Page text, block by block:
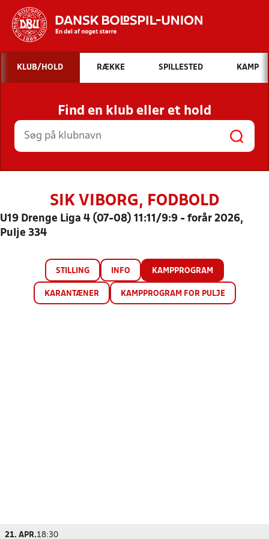
Hvad vil du søge efter?
INDHOLD OG NYHEDER
STILLINGER, RESULTATER, KLUBBER OG
HOLD
KLUB/HOLD RÆKKE SPILLESTED KAMP
Find en klub eller et hold
SIK VIBORG, FODBOLD
U19 Drenge Liga 4 (07-08) 11:11/9:9 - forår 2026,
Pulje 334
STILLING INFO KAMPPROGRAM
KARANTÆNER KAMPPROGRAM FOR PULJE
21. APR.18:30